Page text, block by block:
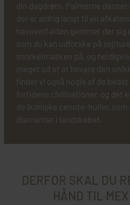
din dagdrøm. Palmerne danser
der er aldrig langt til en
havoverfalden gemmer der
som du kan udforske på
snorkelmasken på, og
meget ud af at bevare den
finder vi også nogle af de
fortidens civilisationer, og det
de ikoniske cenote-huller, som
diamanter i landskabet.
DERFOR SKAL DU
HÅND TIL